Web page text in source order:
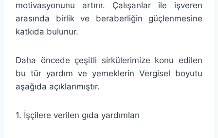
motivasyonunu artırır. Çalışanlar ile işveren
arasında birlik ve beraberliğin güçlenmesine
katkıda bulunur.
Daha öncede çeşitli sirkülerimize konu edilen
bu tür yardım ve yemeklerin Vergisel boyutu
aşağıda açıklanmıştır.
1. İşçilere verilen gıda yardımları